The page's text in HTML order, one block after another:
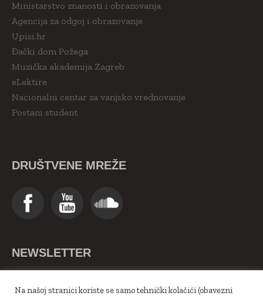
Ministarstvo znanosti i obrazovanja
Agencija za odgoj i obrazovanje
Upisi.hr
Đački dom Požega
Muzička akademija Zagreb
eLektire
Nacionalni centar za vanjsko vrednovanje
Postani student
DRUŠTVENE MREŽE
NEWSLETTER
Na našoj stranici koriste se samo tehnički kolačići (obavezni